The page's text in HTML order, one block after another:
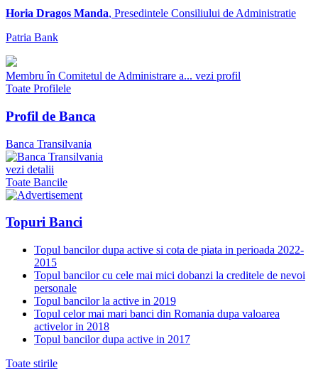
Horia Dragos Manda, Presedintele Consiliului de Administratie
Patria Bank
Membru în Comitetul de Administrare a... vezi profil
Toate Profilele
Profil de Banca
Banca Transilvania
vezi detalii
Toate Bancile
Topuri Banci
Topul bancilor dupa active si cota de piata in perioada 2022-
2015
Topul bancilor cu cele mai mici dobanzi la creditele de nevoi
personale
Topul bancilor la active in 2019
Topul celor mai mari banci din Romania dupa valoarea
activelor in 2018
Topul bancilor dupa active in 2017
Toate stirile